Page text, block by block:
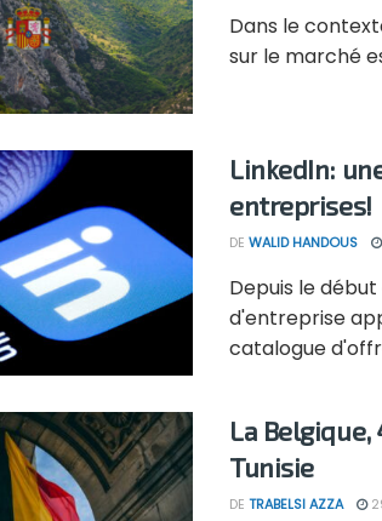
Dans le
sur le marché
LinkedIn:
entreprises!
DE WALID HANDOUS
Depuis le
d'entreprise
catalogue
La
Tunisie
DE TRABELSI AZZA